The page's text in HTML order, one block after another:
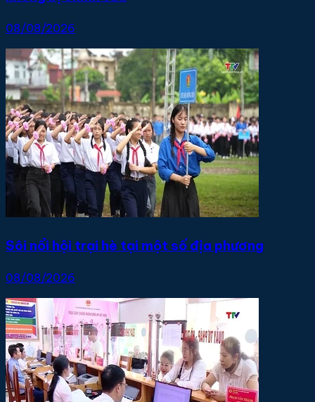
08/08/2026
Sôi nổi hội trại hè tại một số địa phương
08/08/2026